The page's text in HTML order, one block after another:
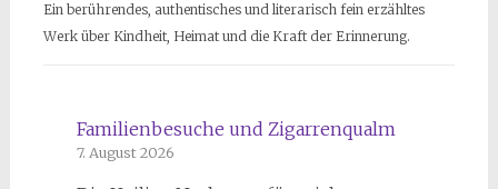
Ein berührendes, authentisches und literarisch fein erzähltes
Werk über Kindheit, Heimat und die Kraft der Erinnerung.
Familienbesuche und Zigarrenqualm
7. August 2026